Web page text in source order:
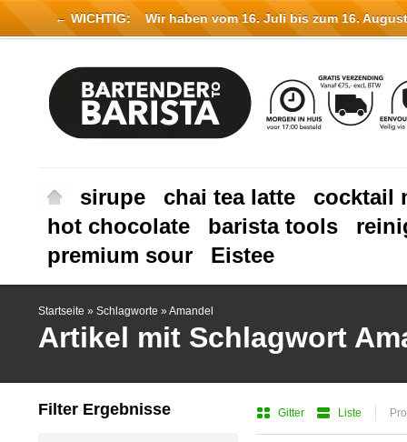
sirupe chai tea latte
cocktail
hot chocolate
barista tools
premium sour
Eistee
Startseite » Schlagworte » Amandel
Artikel mit Schlagwort
Gitter Liste
Filter Ergebnisse
← WICHTIG: Wir haben vom 16. Juli bis zum 16.